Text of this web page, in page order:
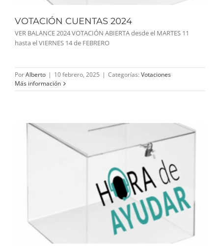
VOTACIÓN CUENTAS 2024
VER BALANCE 2024 VOTACIÓN ABIERTA desde el MARTES 11
hasta el VIERNES 14 de FEBRERO
PorAlberto | 10 febrero, 2025 | Categorías: Votaciones
Más información